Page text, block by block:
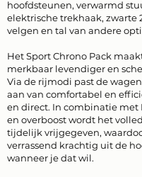
hoofdsteunen, verwarmd
elektrische trekhaak, zwarte
velgen en tal van andere
Het Sport Chrono Pack
merkbaar levendiger en
Via de rijmodi past de
aan van comfortabel en
en direct. In combinatie met
en overboost wordt het
tijdelijk vrijgegeven,
verrassend krachtig uit de
wanneer je dat wil.